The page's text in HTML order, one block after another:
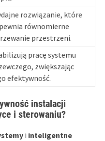
rozwiązanie, które
równomierne
przestrzeni.
pracę systemu
zwiększając
efektywność.
instalacji
i sterowaniu?
i inteligentne